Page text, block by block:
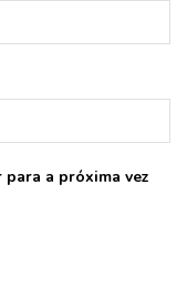
para a próxima vez